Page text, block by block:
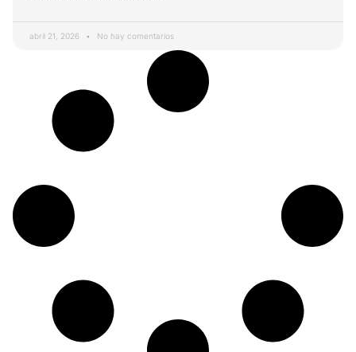
abril 21, 2026 No hay comentarios